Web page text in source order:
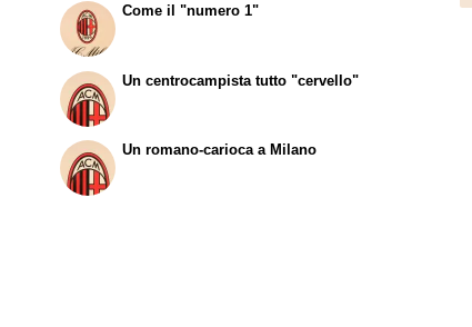
Come il "numero 1"
Un centrocampista tutto "cervello"
Un romano-carioca a Milano